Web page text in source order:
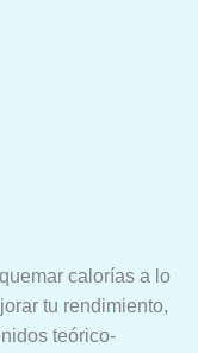
calorías a lo
tu rendimiento,
teórico-